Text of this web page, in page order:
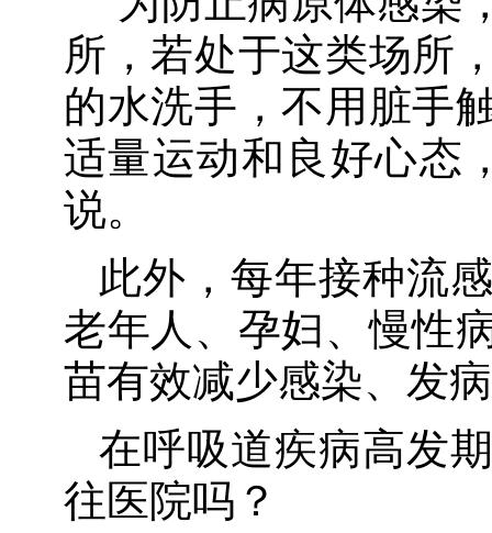
所，若处于这类场所
的水洗手，不用脏手
适量运动和良好心态
说。
此外，每年接种流
老年人、孕妇、慢性
苗有效减少感染、发
在呼吸道疾病高发
往医院吗？